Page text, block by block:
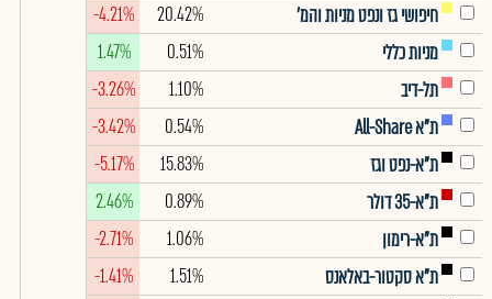
חיפושי גז ונפט מניות והמ'
20.42%
-4.21%
מניות כללי
0.51%
1.47%
תל-דיב
1.10%
-3.26%
ת"א All-Share
0.54%
-3.42%
ת"א-נפט וגז
15.83%
-5.17%
ת"א-35 דולר
0.89%
2.46%
ת"א-רימון
1.06%
-2.71%
ת"א סקטור-באלאנס
1.51%
-1.41%